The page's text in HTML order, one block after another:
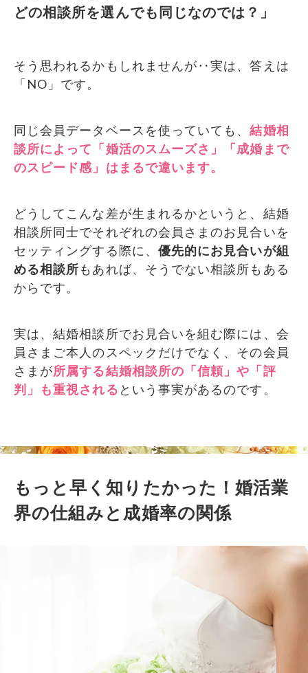
どの相談所を選んでも同じなのでは？」
そう思われるかもしれませんが‥実は、答えは
「NO」です。
同じ会員データベースを使っていても、結婚相
談所によって「婚活のスムーズさ」「成婚まで
のスピード感」はまるで違います。
どうしてこんな差が生まれるかというと、結婚
相談所同士でそれぞれの会員さまのお見合いを
セッティングする際に、 優先的にお見合いが組
める相談所もあれば、そうでない相談所もある
からです。
実は、結婚相談所でお見合いを組む際には、会
員さまご本人のスペックだけでなく、その会員
さまが所属する結婚相談所の「信頼」や「評
判」も重視される という事実があるのです。
もっと早く知りたかった！婚活業
界の仕組みと成婚率の関係